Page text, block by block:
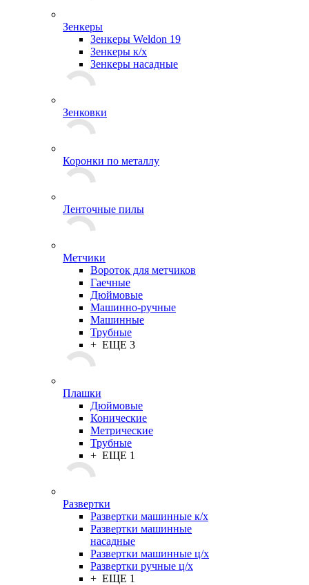
Зенкеры
Зенкеры Weldon 19
Зенкеры к/х
Зенкеры насадные
Зенковки
Коронки по металлу
Ленточные пилы
Метчики
Вороток для метчиков
Гаечные
Дюймовые
Машинно-ручные
Машинные
Трубные
+ ЕЩЕ 3
Плашки
Дюймовые
Конические
Метрические
Трубные
+ ЕЩЕ 1
Развертки
Развертки машинные к/х
Развертки машинные
насадные
Развертки машинные ц/х
Развертки ручные ц/х
+ ЕЩЕ 1